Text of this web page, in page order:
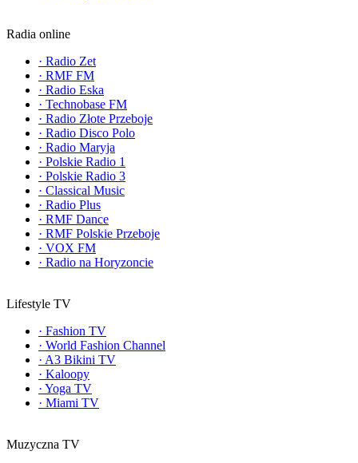
Radia online
· Radio Zet
· RMF FM
· Radio Eska
· Technobase FM
· Radio Złote Przeboje
· Radio Disco Polo
· Radio Maryja
· Polskie Radio 1
· Polskie Radio 3
· Classical Music
· Radio Plus
· RMF Dance
· RMF Polskie Przeboje
· VOX FM
· Radio na Horyzoncie
Lifestyle TV
· Fashion TV
· World Fashion Channel
· A3 Bikini TV
· Kaloopy
· Yoga TV
· Miami TV
Muzyczna TV